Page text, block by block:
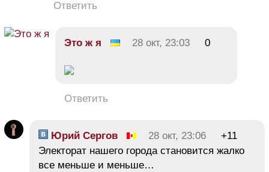
Ответить
Это ж я 28 окт, 23:03 0
Ответить
Юрий Сергов 28 окт, 23:06
+11
Электорат нашего города становится жалко
все меньше и меньше…